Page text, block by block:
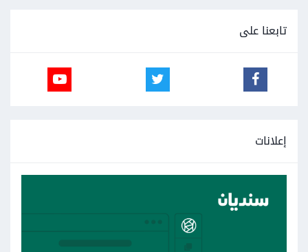
تابعنا على
إعلانات